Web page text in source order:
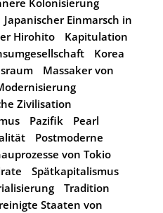
Japanischer Einmarsch in
Hirohito
Kapitulation
Korea
Massaker von
Zivilisation
Pazifik
Pearl
Postmoderne
von Tokio
Spätkapitalismus
Tradition
Staaten von